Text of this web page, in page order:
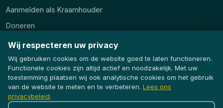
Aanmelden als Kraamhouder
Doneren
Vacatures
Vrijwilligerswerk
KRAAM AANMELDEN
Wij respecteren uw privacy
Wij gebruiken cookies om de website goed te laten functioneren.
Functionele cookies zijn altijd actief en noodzakelijk. Met uw
toestemming plaatsen wij ook analytische cookies om het gebruik
van de website te meten en te verbeteren. Lees ons
privacybeleid.